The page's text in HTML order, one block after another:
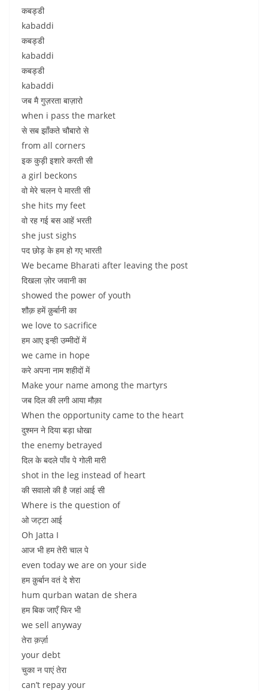
कबड्डी
kabaddi
कबड्डी
kabaddi
कबड्डी
kabaddi
जब मै गुज़रता बाज़ारो
when i pass the market
से सब झाँकते चौबारो से
from all corners
इक कुड़ी इशारे करती सी
a girl beckons
वो मेरे चलन पे मारती सी
she hits my feet
वो रह गई बस आहें भरती
she just sighs
पद छोड़ के हम हो गए भारती
We became Bharati after leaving the post
दिखला ज़ोर जवानी का
showed the power of youth
शौक़ हमें क़ुर्बानी का
we love to sacrifice
हम आए इन्ही उम्मीदों में
we came in hope
करे अपना नाम शहीदों में
Make your name among the martyrs
जब दिल की लगी आया मौक़ा
When the opportunity came to the heart
दुश्मन ने दिया बड़ा धोखा
the enemy betrayed
दिल के बदले पाँव पे गोली मारी
shot in the leg instead of heart
की सवालो की है जहां आई सी
Where is the question of
ओ जट्टा आई
Oh Jatta I
आज भी हम तेरी चाल पे
even today we are on your side
हम क़ुर्बान वतं दे शेरा
hum qurban watan de shera
हम बिक जाएँ फिर भी
we sell anyway
तेरा क़र्ज़ा
your debt
चुका न पाएं तेरा
can’t repay your